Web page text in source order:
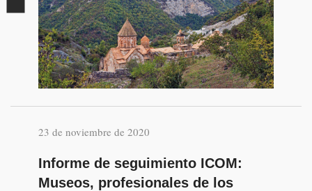
23 de noviembre de 2020
Informe de seguimiento ICOM:
Museos, profesionales de los